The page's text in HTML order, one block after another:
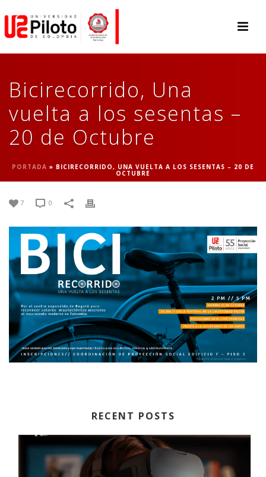
Bicirecorrido, Una
vuelta a los sesentas –
20 de Octubre
PORTADA » BICIRECORRIDO, UNA VUELTA A LOS SESENTAS – 20 DE
OCTUBRE
7 0
RECENT POSTS